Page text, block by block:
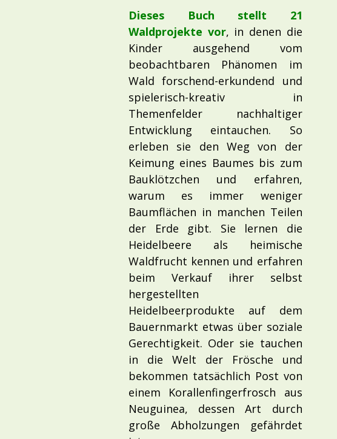
Dieses Buch stellt 21
Waldprojekte vor, in denen die
Kinder ausgehend vom
beobachtbaren Phänomen im
Wald forschend-erkundend und
spielerisch-kreativ in
Themenfelder nachhaltiger
Entwicklung eintauchen. So
erleben sie den Weg von der
Keimung eines Baumes bis zum
Bauklötzchen und erfahren,
warum es immer weniger
Baumflächen in manchen Teilen
der Erde gibt. Sie lernen die
Heidelbeere als heimische
Waldfrucht kennen und erfahren
beim Verkauf ihrer selbst
hergestellten
Heidelbeerprodukte auf dem
Bauernmarkt etwas über soziale
Gerechtigkeit. Oder sie tauchen
in die Welt der Frösche und
bekommen tatsächlich Post von
einem Korallenfingerfrosch aus
Neuguinea, dessen Art durch
große Abholzungen gefährdet